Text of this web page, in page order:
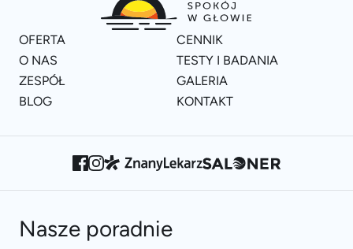
OFERTA
CENNIK
O NAS
TESTY I BADANIA
ZESPÓŁ
GALERIA
BLOG
KONTAKT
Nasze poradnie